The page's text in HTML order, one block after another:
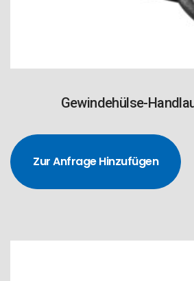
Gewindehülse-
Zur Anfrage Hinzufügen